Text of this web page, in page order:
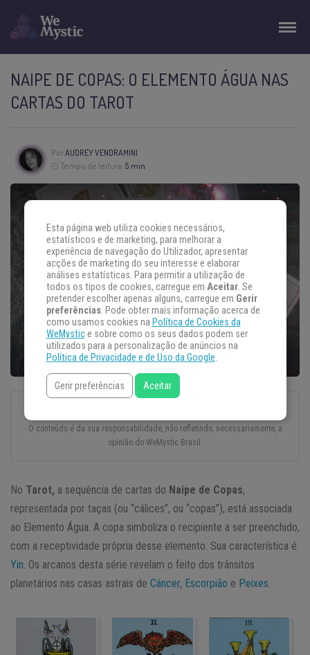
NAIPE DE COPAS: O ELEMENTO ÁGUA NAS
CARTAS DO TAROT
PorAUDREY VENDRAMINI
Tempo de leitura: 5 min
Esse texto foi escrito com todo o cuidado e carinho por um autor convidado.
O conteúdo é da sua responsabilidade, não refletindo, necessariamente, a
opinião do WeMystic Brasil.
No Tarot, a sequência de cartas do Naipe de Copas,
representada por taças (ou “cálices”, ou “copas”), está associada
ao Elemento Água. A copa simboliza o recipiente a ser preenchido,
com a receptividade própria desse elemento. Sua característica é
Yin . Os arcanos desta série revelam o feito dos trânsitos
planetários nas casas astrais de Câncer, Escorpião e Peixes
Esta página web utiliza cookies necessários,
estatísticos e de marketing, para melhorar a
experiência de navegação do Utilizador, apresentar
acções de marketing do seu interesse e elaborar
análises estatísticas. Para permitir a utilização de
todos os tipos de cookies, carregue em Aceitar. Se
pretender escolher apenas alguns, carregue em Gerir
preferências. Pode obter mais informação acerca de
como usamos cookies na Política de Cookies da
WeMystice sobre como os seus dados podem ser
utilizados para a personalização de anúncios na
Política de Privacidade e de Uso da Google.
Gerir preferências Aceitar